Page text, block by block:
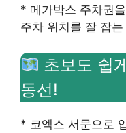
* 메가박스 주차권
주차 위치를 잘 잡
초보도 쉽
동선!
* 코엑스 서문으로